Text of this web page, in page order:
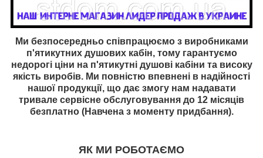
Ми безпосередньо співпрацюємо з виробниками
п'ятикутних душових кабін, тому гарантуємо
недорогі ціни на п'ятикутні душові кабіни та високу
якість виробів. Ми повністю впевнені в надійності
нашої продукції, що дає змогу нам надавати
тривале сервісне обслуговування до 12 місяців
безплатно (Навчена з моменту придбання).
ЯК МИ РОБОТАЄМО